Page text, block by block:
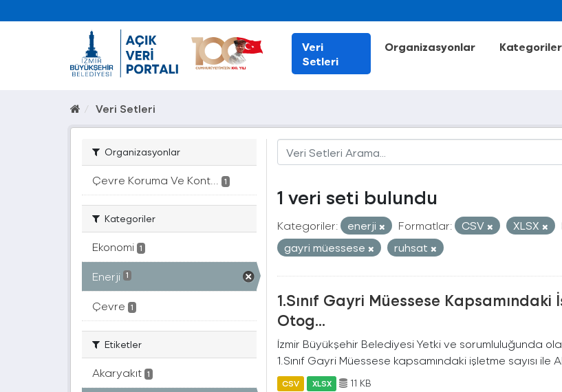
Veri
Setleri
Organizasyonlar Kategoriler
Veri Setleri
Organizasyonlar
Çevre Koruma Ve Kont... 1
Kategoriler
Ekonomi 1
Enerji 1
Çevre 1
Etiketler
Akaryakıt 1
1 veri seti bulundu
Kategoriler: enerji Formatlar: CSV XLSX
gayri müessese
ruhsat
1.Sınıf Gayri Müessese
Otog...
İzmir Büyükşehir Belediyesi Yetki ve sorumluluğunda
1.Sınıf Gayri Müessese kapsamındaki işletme sayısı ile
CSV XLSX 11 KB